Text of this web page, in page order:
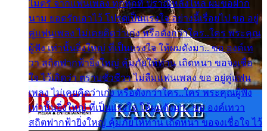
ไมตรี จากแฟนเพลง ทุกทุกที่ ปราณีหลั่งไหล ผมขอฝาก
นาม ยอดรักเอาไว้ โปรดเป็นแรงใจ อย่างนี้เรื่อยไป ขอ อยู่
คู่แฟนเพลง ไม่เคยคิดว่าเก่ง หรือดังกว่าใคร..ใคร พระคุณ
ผู้ฟัง เท่านั้นยิ่งใหญ่ ที่เป็นแรงใจ ให้ผมดังมา.. ขอ องค์เท
วา สถิตฟากฟ้ายิ่งใหญ่ คุ้มภัยให้ท่าน เถิดหนา ขอจงเชื่อ
ใจ ไว้เถิดว่า ตราบชั่วชีวา ไม่ลืมแฟนเพลง ขอ อยู่คู่แฟน
เพลง ไม่เคยคิดว่าเก่ง หรือดังกว่าใคร..ใคร พระคุณผู้ฟัง
เท่านั้นยิ่งใหญ่ ที่เป็นแรงใจ ให้ผมดังมา.. ขอ องค์เทวา
สถิตฟากฟ้ายิ่งใหญ่ คุ้มภัยให้ท่าน เถิดหนา ขอจงเชื่อใจ ไว้